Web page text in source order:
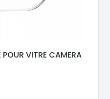
POUR VITRE CAMERA